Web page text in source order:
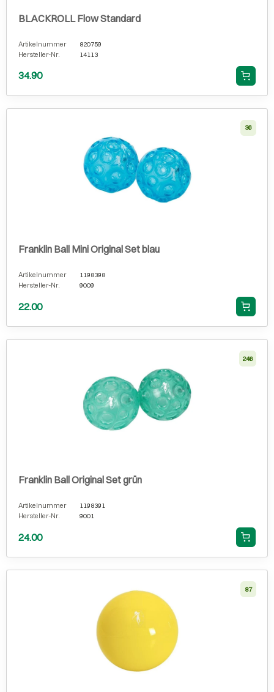
BLACKROLL Flow Standard
Artikelnummer
820759
Hersteller-Nr.
14113
34.90
36
Franklin Ball Mini Original Set blau
Artikelnummer
1198398
Hersteller-Nr.
9009
22.00
246
Franklin Ball Original Set grün
Artikelnummer
1198391
Hersteller-Nr.
9001
24.00
87